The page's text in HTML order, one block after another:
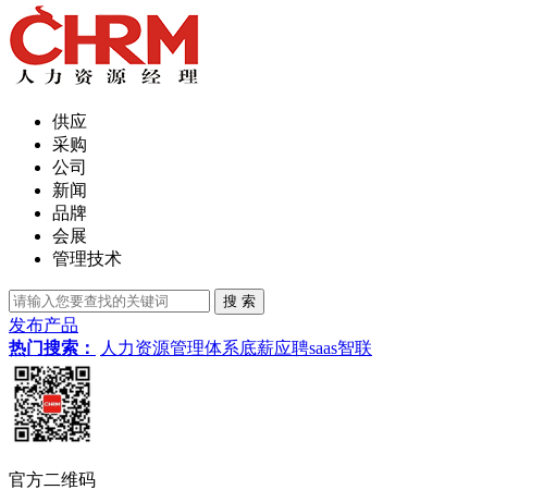
供应
采购
公司
新闻
品牌
会展
管理技术
发布产品
热门搜索：
人力资源管理体系底薪应聘saas智联
官方二维码